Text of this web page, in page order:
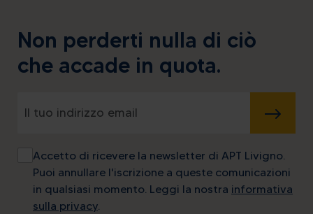
Non perderti nulla di ciò
che accade in quota.
INVIA
Accetto di ricevere la newsletter di APT Livigno.
Puoi annullare l'iscrizione a queste comunicazioni
in qualsiasi momento. Leggi la nostra informativa
sulla privacy.